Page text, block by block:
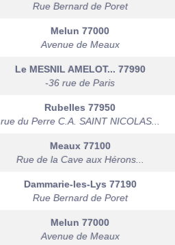
Rue Bernard de Poret
Melun 77000
Avenue de Meaux
Le MESNIL AMELOT... 77990
-36 rue de Paris
Rubelles 77950
rue du Perre C.A. SAINT NICOLAS...
Meaux 77100
Rue de la Cave aux Hérons...
Dammarie-les-Lys 77190
Rue Bernard de Poret
Melun 77000
Avenue de Meaux